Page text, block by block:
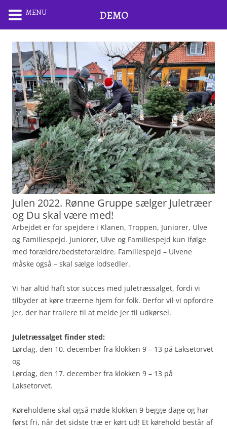
Julen 2022. Rønne Gruppe sælger Juletræer
og Du skal være med!
Arbejdet er for spejdere i Klanen, Troppen, Juniorer, Ulve
og Familiespejd. Juniorer, Ulve og Familiespejd kun ifølge
med forældre/bedsteforældre. Familiespejd – Ulvene
måske også – skal sælge lodsedler.
Vi har altid haft stor succes med juletræssalget, fordi vi
tilbyder at køre træerne hjem for folk. Derfor vil vi opfordre
jer, der har trailere til at melde jer til udkørsel.
Juletræssalget finder sted:
Lørdag, den 10. december fra klokken 9 – 13 på Laksetorvet
og
Lørdag, den 17. december fra klokken 9 – 13 på
Laksetorvet.
Køreholdene skal også møde klokken 9 begge dage og har
først fri, når det sidste træ er kørt ud! Et kørehold består af
MENU DEMO